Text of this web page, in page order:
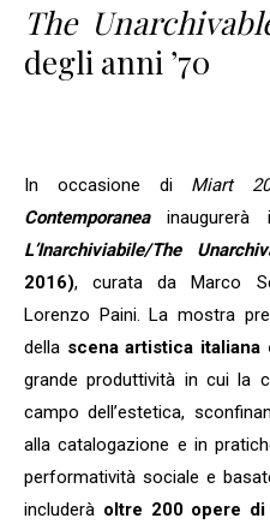
The
degli anni ’70
In occasione di Miart
Contemporaneainaugurerà
L’Inarchiviabile/The
2016), curata da Marco
Lorenzo Paini. La mostra
della scena artistica italiana
grande produttività in cui la
campo dell’estetica,
alla catalogazione e in
performatività sociale e
includerà oltre 200 opere